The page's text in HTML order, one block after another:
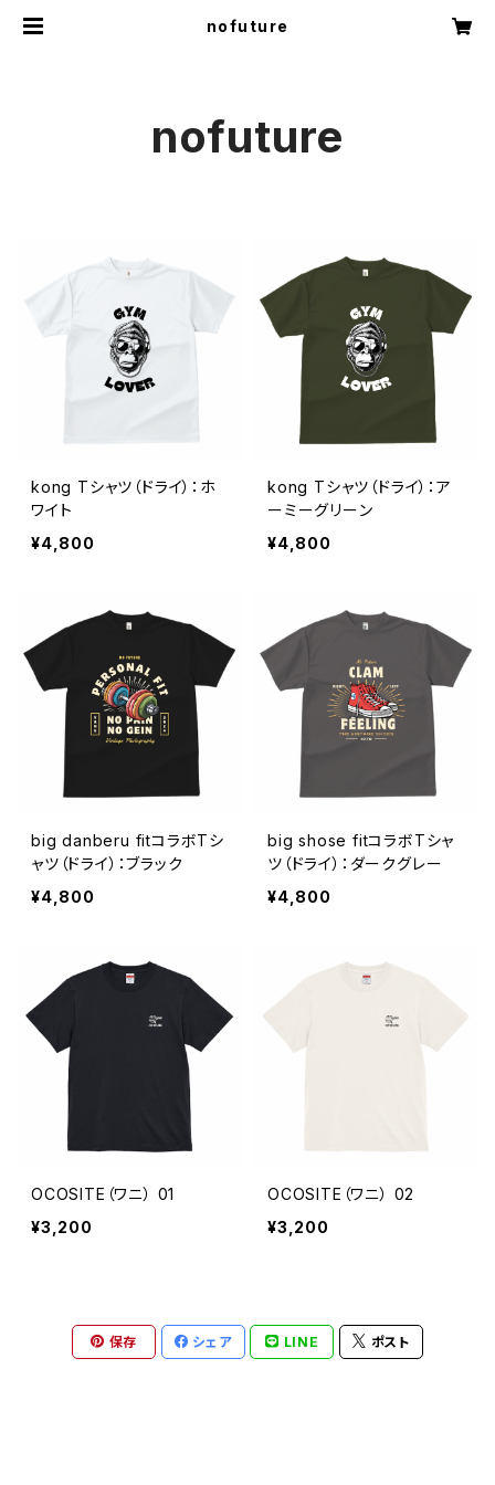
nofuture
nofuture
kong Tシャツ（ドライ）：ホ
ワイト
¥4,800
kong Tシャツ（ドライ）：ア
ーミーグリーン
¥4,800
big danberu fitコラボTシ
ャツ（ドライ）：ブラック
¥4,800
big shose fitコラボTシャ
ツ（ドライ）：ダークグレー
¥4,800
OCOSITE（ワニ） 01
¥3,200
OCOSITE（ワニ） 02
¥3,200
保存 シェア LINE ポスト